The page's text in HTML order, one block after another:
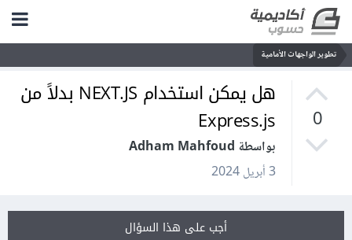
تطوير الواجهات الأمامية
0
هل يمكن استخدام NEXT.JS بدلاً من
Express.js
بواسطة Adham Mahfoud
3 أبريل 2024
أجب على هذا السؤال